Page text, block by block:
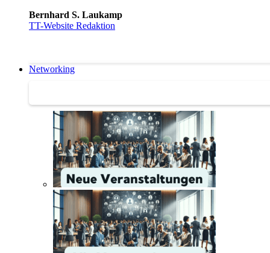
Bernhard S. Laukamp
TT-Website Redaktion
Networking